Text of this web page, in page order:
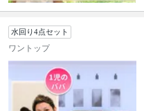
水回り4点セット
ワントップ